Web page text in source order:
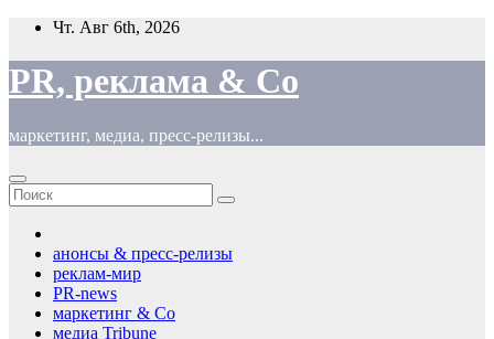
Перейти
содержимому
Чт. Авг 6th, 2026
PR, реклама & Co
маркетинг, медиа, пресс-релизы...
анонсы & пресс-релизы
реклам-мир
PR-news
маркетинг & Co
медиа Tribune